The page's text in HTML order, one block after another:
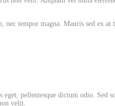
tempor magna. Mauris sed ex at
pellentesque dictum odio. Sed
velit.